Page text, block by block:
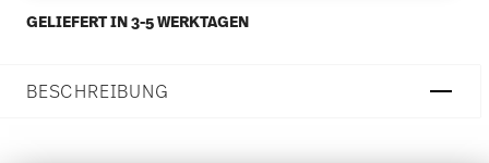
GELIEFERT IN 3-5 WERKTAGEN
BESCHREIBUNG